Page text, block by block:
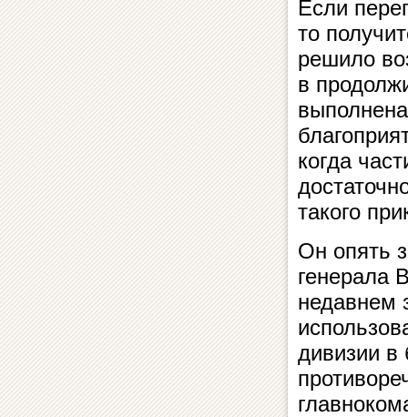
Если
то
решило
в
когда
такого
Он опять
генерала
недавнем
дивизии в